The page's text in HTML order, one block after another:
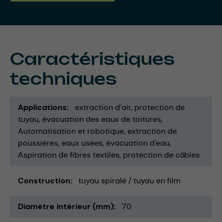
Caractéristiques
techniques
Applications extraction d’air protection de
tuyau évacuation des eaux de toitures
Automatisation et robotique extraction de
poussières eaux usées évacuation d'eau
Aspiration de fibres textiles protection de câbles
Construction tuyau spiralé / tuyau en film
Diamètre intérieur (mm) 70